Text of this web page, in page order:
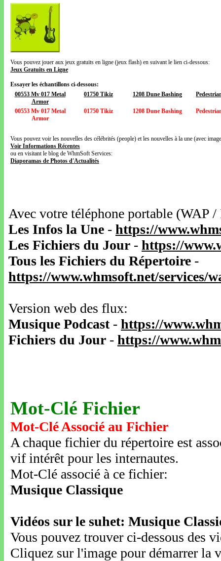
Vous pouvez jouer aux jeux gratuits en ligne (jeux flash) en suivant le lien ci-dessous:
Jeux Gratuits en Ligne
Essayer les échantillons ci-dessous:
00553 Mv 017 Metal
Armor
01750 Tikiz 1208 Dune Bashing
00553 Mv 017 Metal
Armor
01750 Tikiz 1208 Dune Bashing
Vous pouvez voir les nouvelles des célébrités (people) et les nouvelles à la une (avec
Voir Informations Récentes
ou en visitant le blog de WhmSoft Services:
Diaporamas de Photos d'Actualités
Avec votre téléphone portable
Les Infos la Une - https://
Les Fichiers du Jour - https://
Tous les Fichiers du Répertoire -
https://www.whmsoft.net/services/
Version web des flux:
Musique Podcast- https://
Fichiers du Jour - https://
Mot-Clé Fichier
Mot-Clé Associé au Fichier
A chaque fichier du répertoire est
vif intérêt pour les internautes.
Mot-Clé associé à ce fichier:
Musique Classique
Vidéos sur le suhet: Musique
Vous pouvez trouver ci-dessous des
Cliquez sur l'image pour démarrer la